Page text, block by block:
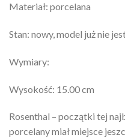
Materiał: porcelana
Stan: nowy, model już nie
Wymiary:
Wysokość: 15.00 cm
Rosenthal – początki tej
porcelany miał miejsce